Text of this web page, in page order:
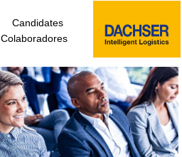
Candidates
Colaboradores